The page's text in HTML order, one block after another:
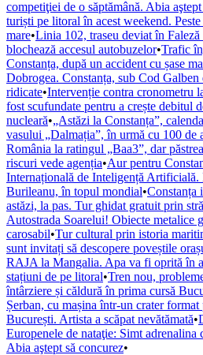
competiţiei de o săptămână. Abia
turiști pe litoral în acest weekend.
mare•Linia 102, traseu deviat în
blochează accesul autobuzelor•Trafic
Constanța, după un accident cu șase
Dobrogea. Constanța, sub Cod Galben
ridicate•Intervenție contra cronometru
fost scufundate pentru a crește debitul
nucleară•„Astăzi la Constanța”,
vasului „Dalmația”, în urmă cu 100 de
România la ratingul „Baa3”, dar
riscuri vede agenția•Aur pentru
Internațională de Inteligență
Burileanu, în topul mondial•Constanța
astăzi, la pas. Tur ghidat gratuit prin
Autostrada Soarelui! Obiecte metalice
carosabil•Tur cultural prin istoria
sunt invitați să descopere poveștile
RAJA la Mangalia. Apa va fi oprită în
stațiuni de pe litoral•Tren nou,
întârziere și căldură în prima cursă
Șerban, cu mașina într-un crater
București. Artista a scăpat nevătămată•
Europenele de nataţie: Simt adrenalina
Abia aştept să concurez•